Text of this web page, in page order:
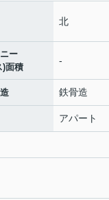
北
ー
)面積
-
鉄骨造
アパート